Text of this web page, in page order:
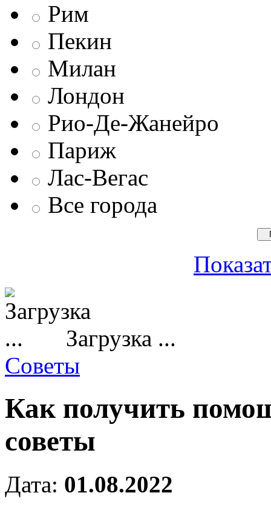
Рим
Пекин
Милан
Лондон
Рио-Де-Жанейро
Париж
Лас-Вегас
Все города
Загрузка ...
Советы
Как получить
советы
Дата: 01.08.2022